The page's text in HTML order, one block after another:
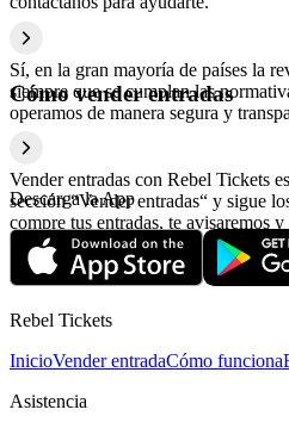
Sí, en la gran mayoría de países la
siempre que se cumplan las
operamos de manera segura y
Cómo vender entradas
Vender entradas con Rebel Tickets
sección “Vender entradas“ y sigue
compre tus entradas, te avisaremos
confirmación con la información
Descarga la App
Rebel Tickets
InicioVender entradaCómo funciona
Asistencia